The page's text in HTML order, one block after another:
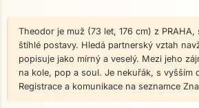
Theodor je muž (73 let, 176 cm) z PRAHA,
štíhlé postavy. Hledá partnerský vztah
popisuje jako mírný a veselý. Mezi jeho
na kole, pop a soul. Je nekuřák, s vyšším
Registrace a komunikace na seznamce